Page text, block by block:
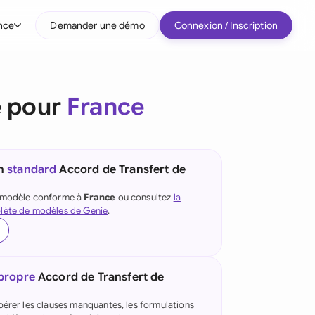
Entreprises intermédiaires
Demander une démo Connexion / Inscription
pour France
standard Accord de Transfert de
conforme à France ou consultez la
de modèles de Genie.
Accord de Transfert de
les clauses manquantes, les formulations